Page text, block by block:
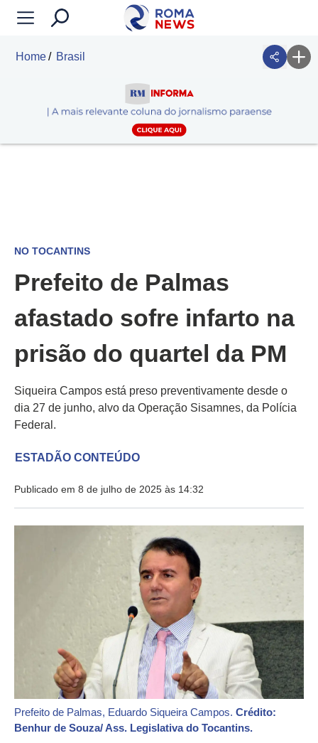
Home Brasil
NO TOCANTINS
Prefeito de Palmas
afastado sofre infarto na
prisão do quartel da PM
Siqueira Campos está preso preventivamente desde o
dia 27 de junho, alvo da Operação Sisamnes, da Polícia
Federal.
ESTADÃO CONTEÚDO
Publicado em 8 de julho de 2025 às 14:32
Prefeito de Palmas, Eduardo Siqueira Campos. Crédito:
Benhur de Souza/ Ass. Legislativa do Tocantins.